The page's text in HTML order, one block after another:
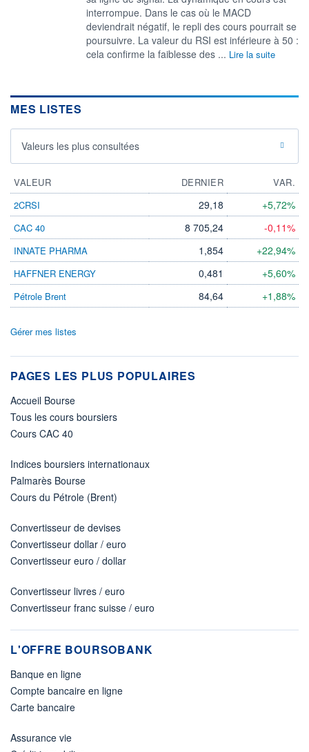
interrompue. Dans le cas où le MACD
deviendrait négatif, le repli des cours pourrait se
poursuivre. La valeur du RSI est inférieure à 50 :
cela confirme la faiblesse des ... Lire la suite
MES LISTES
Valeurs les plus consultées
VALEUR DERNIER
VAR.
2CRSI
29,18 +5,72%
CAC 40 8 705,24 -0,11%
INNATE PHARMA 1,854 +22,94%
HAFFNER ENERGY 0,481 +5,60%
Pétrole Brent 84,64 +1,88%
Gérer mes listes
PAGES LES PLUS POPULAIRES
Accueil Bourse
Tous les cours boursiers
Cours CAC 40
Indices boursiers internationaux
Palmarès Bourse
Cours du Pétrole (Brent)
Convertisseur de devises
Convertisseur dollar / euro
Convertisseur euro / dollar
Convertisseur livres / euro
Convertisseur franc suisse / euro
L'OFFRE BOURSOBANK
Banque en ligne
Compte bancaire en ligne
Carte bancaire
Assurance vie